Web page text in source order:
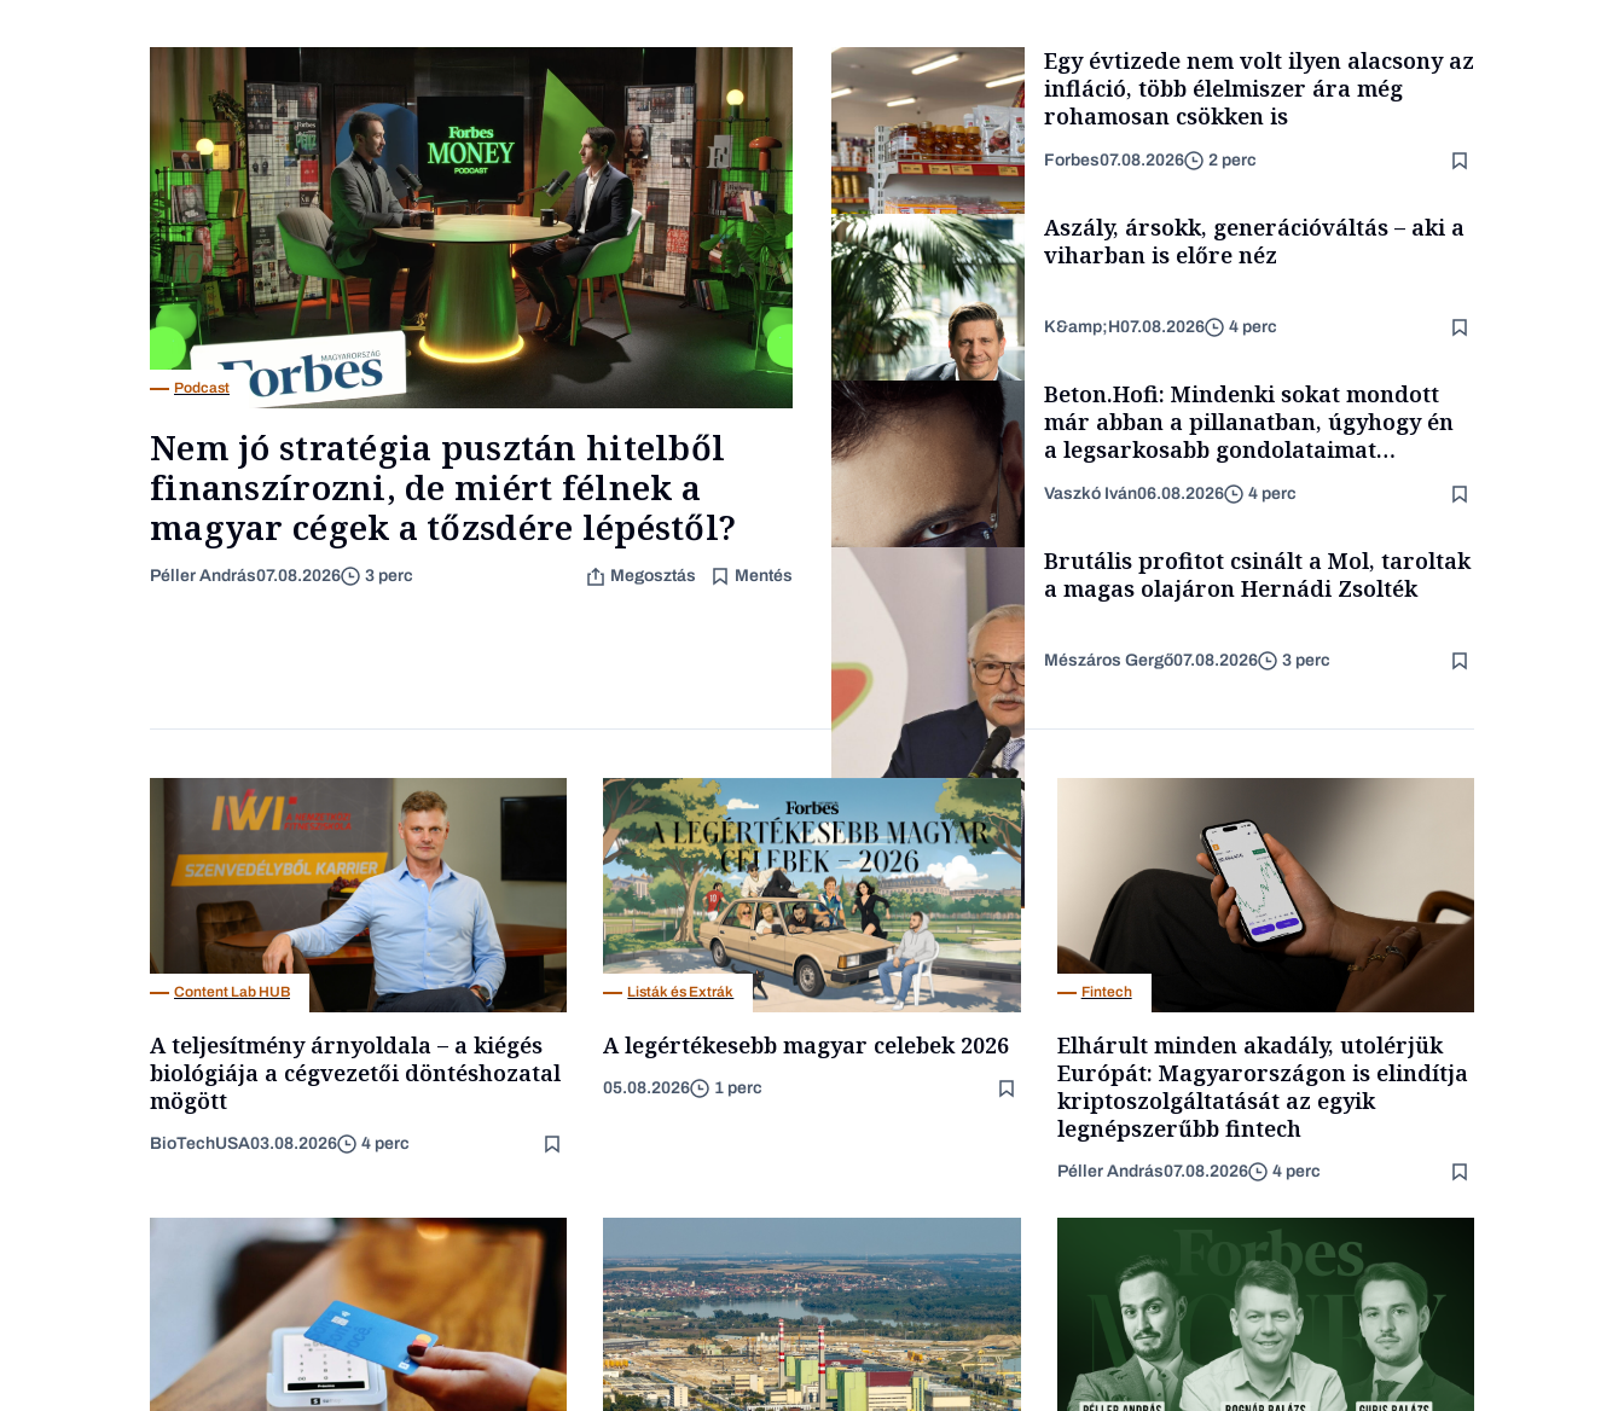
Podcast
Nem jó stratégia pusztán hitelből
finanszírozni, de miért félnek a
magyar cégek a tőzsdére lépéstől?
Péller András07.08.2026 3 perc Megosztás Mentés
Egy évtizede nem volt ilyen alacsony az
infláció, több élelmiszer ára még
rohamosan csökken is
Forbes07.08.2026 2 perc
TÁMOGATÓI
TARTALOM
Aszály, ársokk, generációváltás – aki a
viharban is előre néz
K&amp;H07.08.2026 4 perc
Forbes-sztori
Beton.Hofi: Mindenki sokat mondott
már abban a pillanatban, úgyhogy én
a legsarkosabb gondolataimat
Vaszkó Iván06.08.2026 4 perc
Befektetés
Brutális profitot csinált a Mol, taroltak
a magas olajáron Hernádi Zsolték
Mészáros Gergő07.08.2026 3 perc
Content Lab HUB
A teljesítmény árnyoldala – a kiégés
biológiája a cégvezetői döntéshozatal
mögött
BioTechUSA03.08.2026 4 perc
Listák és Extrák
A legértékesebb magyar celebek 2026
05.08.2026 1 perc
Fintech
Elhárult minden akadály, utolérjük
Európát: Magyarországon is elindítja
kriptoszolgáltatását az egyik
legnépszerűbb fintech
Péller András07.08.2026 4 perc